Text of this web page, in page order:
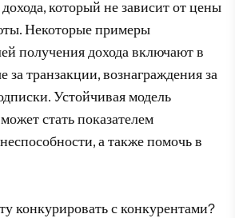
который не зависит от цены
Некоторые примеры
получения дохода включают в
за транзакции, вознаграждения за
Устойчивая модель
стать показателем
а также помочь в
конкурировать с конкурентами?